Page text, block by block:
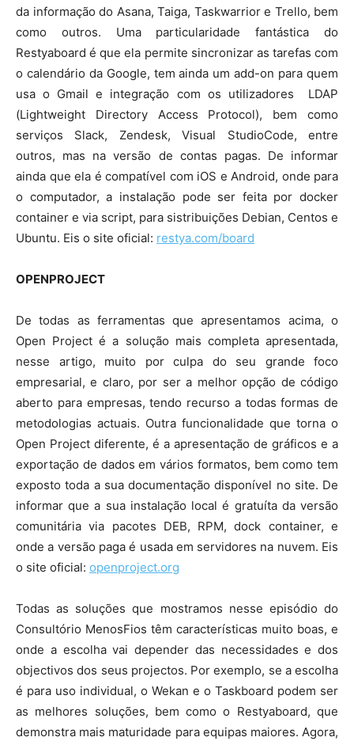
da informação do Asana, Taiga, Taskwarrior e Trello, bem
como outros. Uma particularidade fantástica do
Restyaboard é que ela permite sincronizar as tarefas com
o calendário da Google, tem ainda um add-on para quem
usa o Gmail e integração com os utilizadores LDAP
(Lightweight Directory Access Protocol), bem como
serviços Slack, Zendesk, Visual StudioCode, entre
outros, mas na versão de contas pagas. De informar
ainda que ela é compatível com iOS e Android, onde para
o computador, a instalação pode ser feita por docker
container e via script, para sistribuições Debian, Centos e
Ubuntu. Eis o site oficial: restya.com/board
OPENPROJECT
De todas as ferramentas que apresentamos acima, o
Open Project é a solução mais completa apresentada,
nesse artigo, muito por culpa do seu grande foco
empresarial, e claro, por ser a melhor opção de código
aberto para empresas, tendo recurso a todas formas de
metodologias actuais. Outra funcionalidade que torna o
Open Project diferente, é a apresentação de gráficos e a
exportação de dados em vários formatos, bem como tem
exposto toda a sua documentação disponível no site. De
informar que a sua instalação local é gratuíta da versão
comunitária via pacotes DEB, RPM, dock container, e
onde a versão paga é usada em servidores na nuvem. Eis
o site oficial: openproject.org
Todas as soluções que mostramos nesse episódio do
Consultório MenosFios têm características muito boas, e
onde a escolha vai depender das necessidades e dos
objectivos dos seus projectos. Por exemplo, se a escolha
é para uso individual, o Wekan e o Taskboard podem ser
as melhores soluções, bem como o Restyaboard, que
demonstra mais maturidade para equipas maiores. Agora,